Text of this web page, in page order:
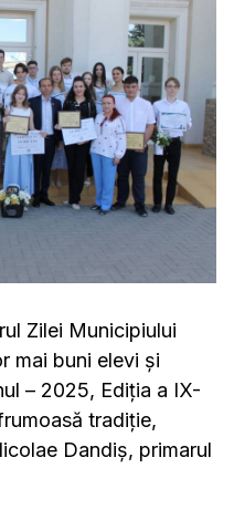
Zilei Municipiului
mai buni elevi și
– 2025, Ediția a IX-
tradiție,
Dandiș, primarul